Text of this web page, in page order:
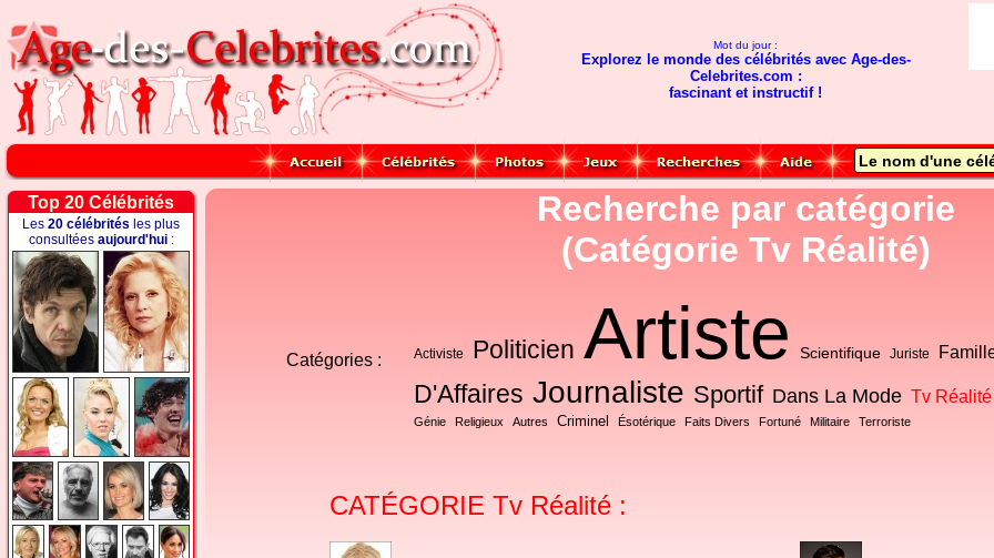
Mot du jour :
Explorez le monde des célébrités avec Age-des-
Celebrites.com :
fascinant et instructif !
Top 20 Célébrités
Les 20 célébrités les plus
consultées aujourd'hui:
Recherche par catégorie
(Catégorie Tv Réalité)
Catégories : Activiste Politicien Artiste Scientifique Juriste
D'Affaires Journaliste Sportif Dans La Mode Tv Réalité
Génie
Religieux Autres Criminel Ésotérique Faits Divers Fortuné Militaire Terroriste
CATÉGORIE Tv Réalité :